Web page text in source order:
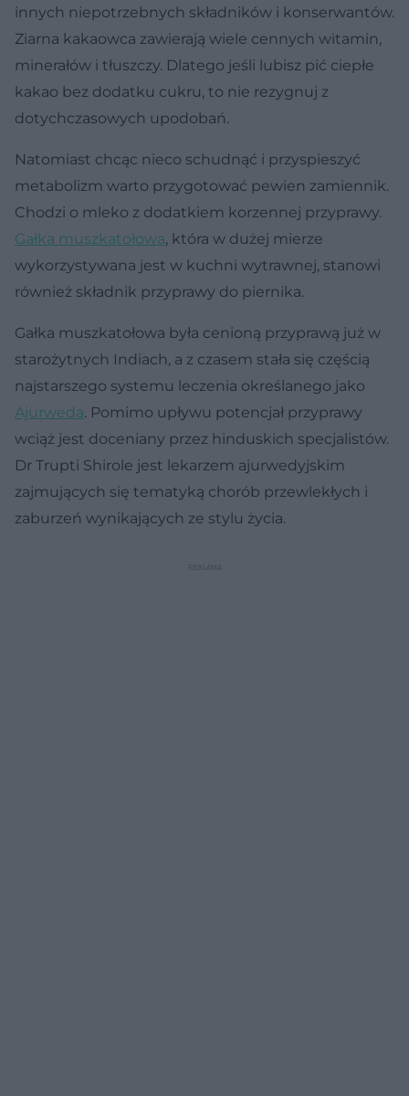
innych niepotrzebnych składników i konserwantów.
Ziarna kakaowca zawierają wiele cennych witamin,
minerałów i tłuszczy. Dlatego jeśli lubisz pić ciepłe
kakao bez dodatku cukru, to nie rezygnuj z
dotychczasowych upodobań.
Natomiast chcąc nieco schudnąć i przyspieszyć
metabolizm warto przygotować pewien zamiennik.
Chodzi o mleko z dodatkiem korzennej przyprawy.
Gałka muszkatołowa, która w dużej mierze
wykorzystywana jest w kuchni wytrawnej, stanowi
również składnik przyprawy do piernika.
Gałka muszkatołowa była cenioną przyprawą już w
starożytnych Indiach, a z czasem stała się częścią
najstarszego systemu leczenia określanego jako
Ajurweda. Pomimo upływu potencjał przyprawy
wciąż jest doceniany przez hinduskich specjalistów.
Dr Trupti Shirole jest lekarzem ajurwedyjskim
zajmujących się tematyką chorób przewlekłych i
zaburzeń wynikających ze stylu życia.